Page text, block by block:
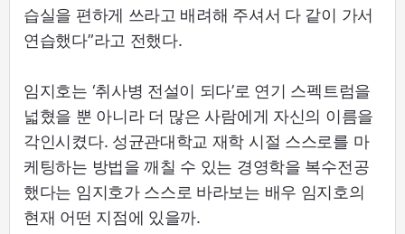
습실을 편하게 쓰라고 배려해 주셔서 다 같이 가서
연습했다”라고 전했다.
임지호는 ‘취사병 전설이 되다’로 연기 스펙트럼을
넓혔을 뿐 아니라 더 많은 사람에게 자신의 이름을
각인시켰다. 성균관대학교 재학 시절 스스로를 마
케팅하는 방법을 깨칠 수 있는 경영학을 복수전공
했다는 임지호가 스스로 바라보는 배우 임지호의
현재 어떤 지점에 있을까.